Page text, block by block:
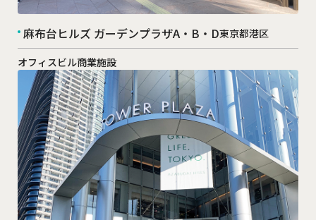
麻布台ヒルズ ガーデンプラザA・B・D東京都港区
オフィスビル商業施設